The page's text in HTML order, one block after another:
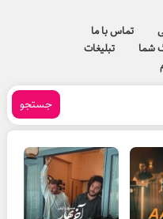
تماس با ما
شما
تبلیغات
جستجو